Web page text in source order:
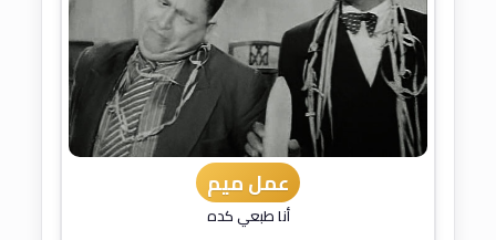
عمل ميم
أنا طبعي كده